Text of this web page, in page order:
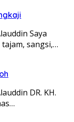
Saya
sangsi,…
DR. KH.